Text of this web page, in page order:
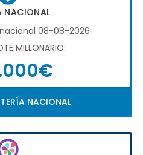
NACIONAL
08-08-2026
MILLONARIO:
NACIONAL